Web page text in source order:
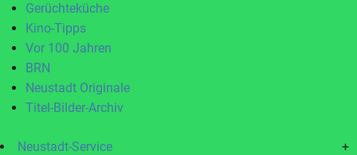
Gerüchteküche
Kino-Tipps
Vor 100 Jahren
BRN
Neustadt Originale
Titel-Bilder-Archiv
Neustadt-Service +